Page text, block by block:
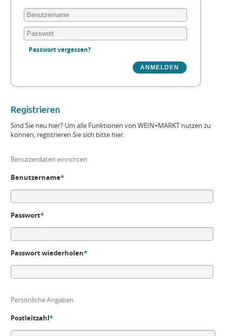
Passwort vergessen?
Registrieren
Sind Sie neu hier? Um alle Funktionen von WEIN+MARKT nutzen zu
können, registrieren Sie sich bitte hier.
Benutzerdaten einrichten
Benutzername*
Passwort*
Passwort wiederholen*
Persönliche Angaben
Postleitzahl*